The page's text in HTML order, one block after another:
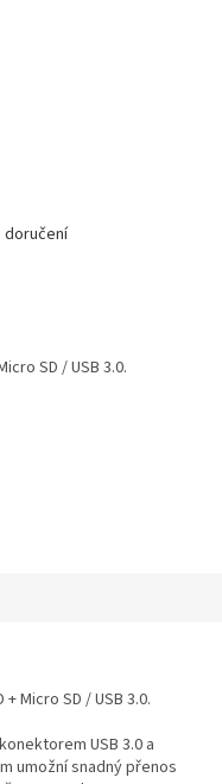
doručení
SD / USB 3.0.
Micro SD / USB 3.0.
USB 3.0 a
umožní snadný přenos